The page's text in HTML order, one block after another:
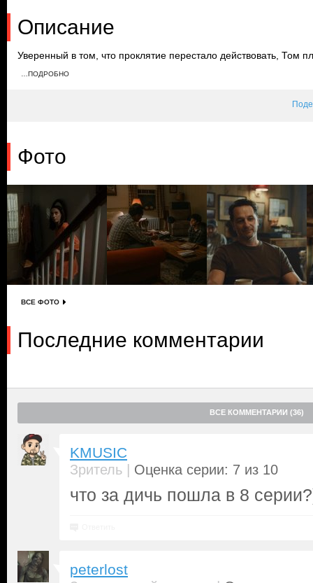
Описание
Уверенный в том, что проклятие перестало действовать, Том
временем Патриша убегает от Бугимэна и добирается до
…ПОДРОБНО
Фото
ВСЕ ФОТО
Последние комментарии
ВСЕ КОММЕНТАРИИ (36)
KMUSIC
Зритель | Оценка серии: 7 из 10
что за дичь пошла в 8
peterlost